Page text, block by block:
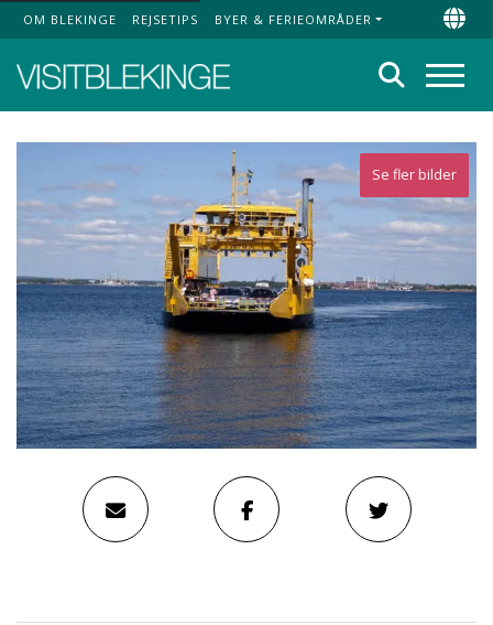
Top Menu
OM BLEKINGE REJSETIPS BYER & FERIEOMRÅDER
Søg
Se fler bilder